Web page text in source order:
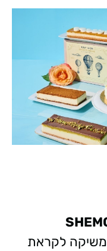
רשת הקונדיטוריות SHEMO משיקה לקראת